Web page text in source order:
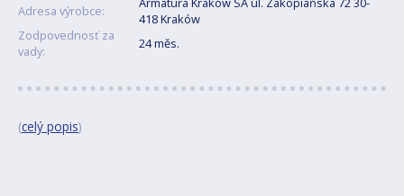
Adresa výrobce:
418 Kraków
Zodpovednosť za
vady:
24 měs.
(celý popis)